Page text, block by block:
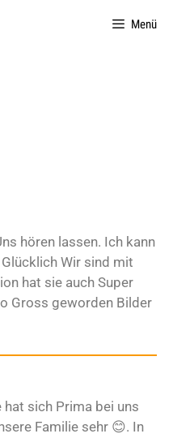
Menü
hören lassen. Ich kann
Wir sind mit
hat sie auch Super
Gross geworden Bilder
sich Prima bei uns
Familie sehr 😊. In